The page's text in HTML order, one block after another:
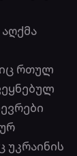
რთულ
უკრაინის